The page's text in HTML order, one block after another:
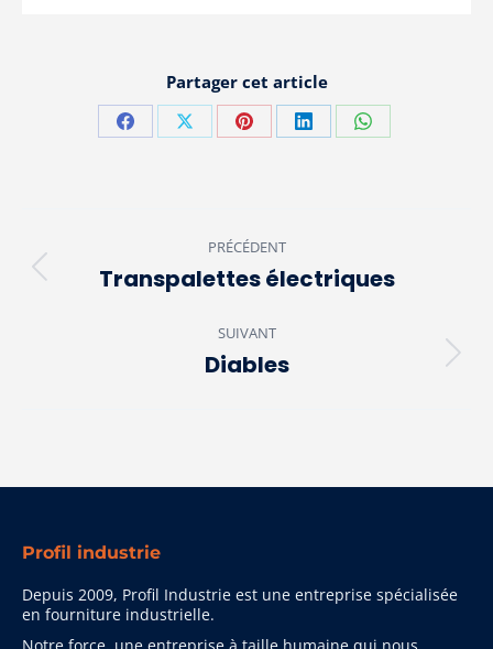
Partager cet article
PartagerPartagerPartagerPartagerPartager
Navigation
de
commentaire
PRÉCÉDENT
Onglet
Transpalettes électriques
SUIVANT
Projets
Diables
Profil industrie
Depuis 2009, Profil Industrie est une entreprise spécialisée
en fourniture industrielle.